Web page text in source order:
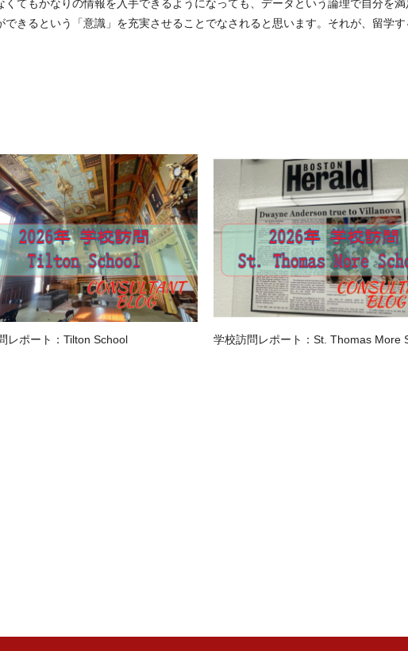
てもかなりの情報を入手できるようになっても、データという論理で自分を
きるという「意識」を充実させることでなされると思います。それが、留学す
レポート：Tilton School 学校訪問レポート：St. Thomas More